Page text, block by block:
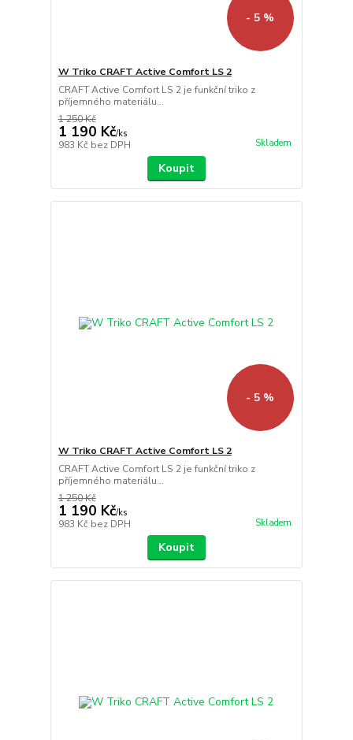
- 5 %
W Triko CRAFT Active Comfort LS 2
CRAFT Active Comfort LS 2 je funkční triko z
příjemného materiálu...
1 250 Kč
1 190 Kč/ks
983 Kč bez DPH Skladem
Koupit
- 5 %
W Triko CRAFT Active Comfort LS 2
CRAFT Active Comfort LS 2 je funkční triko z
příjemného materiálu...
1 250 Kč
1 190 Kč/ks
983 Kč bez DPH Skladem
Koupit